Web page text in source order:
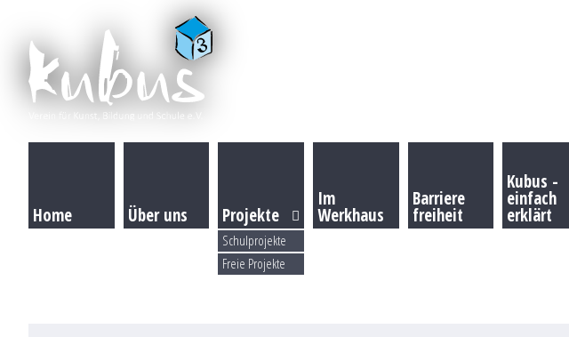
Home Über uns Projekte
Schulprojekte
Freie Projekte
Im
Werkhaus
Barriere
freiheit
Kubus -
einfach
erklärt